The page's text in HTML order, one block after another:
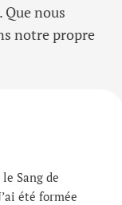
nous
notre propre
Sang de
été formée